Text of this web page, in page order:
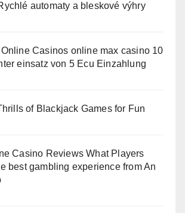
automaty a bleskové výhry
Casinos online max casino 10
einsatz von 5 Ecu Einzahlung
of Blackjack Games for Fun
Casino Reviews What Players
best gambling experience from An